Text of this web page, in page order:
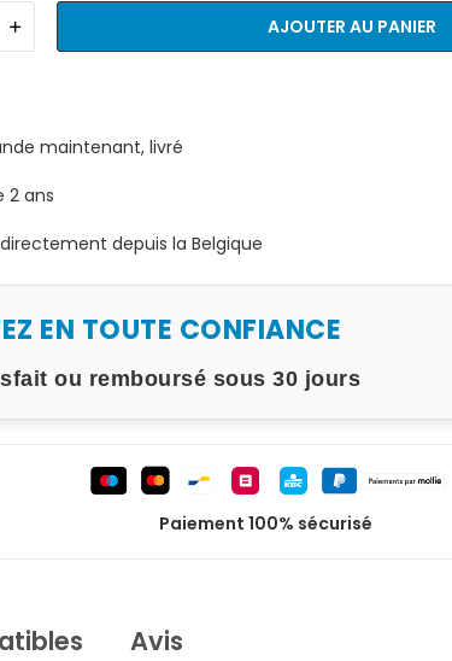
AJOUTER AU PANIER
maintenant, livré
2 ans
depuis la Belgique
EN TOUTE CONFIANCE
ou remboursé sous 30 jours
Paiement 100% sécurisé
Avis